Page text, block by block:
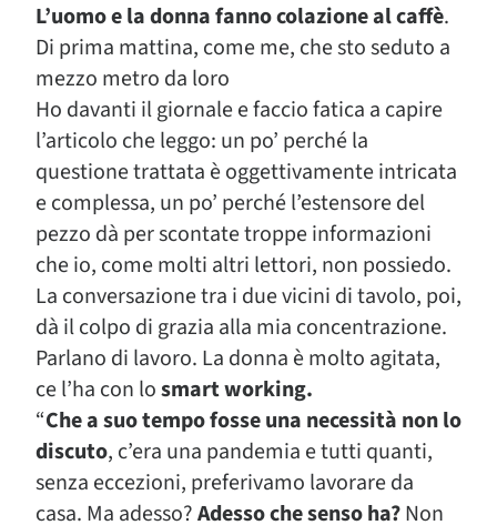
L’uomo e la donna fanno colazione al caffè.
Di prima mattina, come me, che sto seduto a
mezzo metro da loro
Ho davanti il giornale e faccio fatica a capire
l’articolo che leggo: un po’ perché la
questione trattata è oggettivamente intricata
e complessa, un po’ perché l’estensore del
pezzo dà per scontate troppe informazioni
che io, come molti altri lettori, non possiedo.
La conversazione tra i due vicini di tavolo, poi,
dà il colpo di grazia alla mia concentrazione.
Parlano di lavoro. La donna è molto agitata,
ce l’ha con losmart working.
“Che a suo tempo fosse una necessità non lo
discuto, c’era una pandemia e tutti quanti,
senza eccezioni, preferivamo lavorare da
casa. Ma adesso?Adesso che senso ha?Non